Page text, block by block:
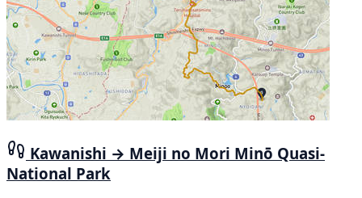
Kawanishi → Meiji no Mori Minō Quasi-
National Park